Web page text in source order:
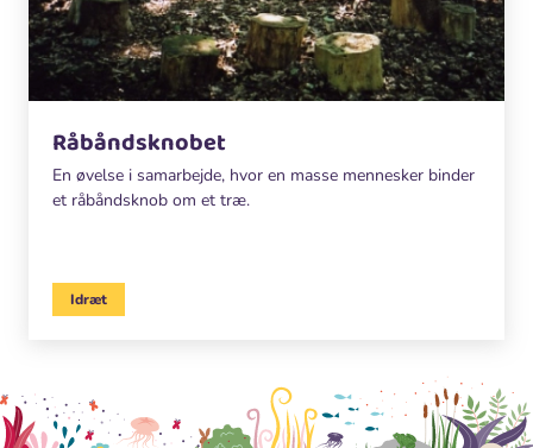
Råbåndsknobet
En øvelse i samarbejde, hvor en masse mennesker binder
et råbåndsknob om et træ.
Idræt